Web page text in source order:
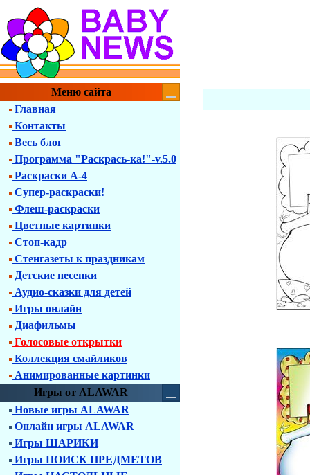
Меню сайта
Главная
Контакты
Весь блог
Программа "Раскрась-ка!"-v.5.0
Раскраски А-4
Супер-раскраски!
Флеш-раскраски
Цветные картинки
Стоп-кадр
Стенгазеты к праздникам
Детские песенки
Аудио-сказки для детей
Игры онлайн
Диафильмы
Голосовые открытки
Коллекция смайликов
Анимированные картинки
Игры от ALAWAR
Новые игры ALAWAR
Онлайн игры ALAWAR
Игры ШАРИКИ
Игры ПОИСК ПРЕДМЕТОВ